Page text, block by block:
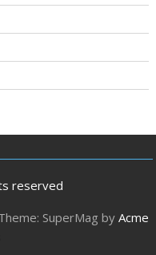
reserved
SuperMag byAcme